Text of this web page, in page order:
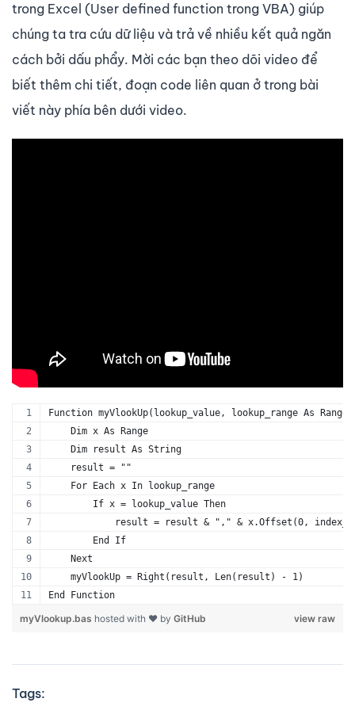
trong Excel (User defined function trong VBA) giúp
chúng ta tra cứu dữ liệu và trả về nhiều kết quả ngăn
cách bởi dấu phẩy. Mời các bạn theo dõi video để
biết thêm chi tiết, đoạn code liên quan ở trong bài
viết này phía bên dưới video.
Function myVlookUp(lookup_value, lookup_range As
    Dim x As Range
    Dim result As String
    result = ""
    For Each x In lookup_range
        If x = lookup_value Then
result = result & "," & x.Offset(0,
        End If
    Next
    myVlookUp = Right(result, Len(result) - 1)
End Function
view raw
myVlookup.bas hosted with ❤ by GitHub
Tags: